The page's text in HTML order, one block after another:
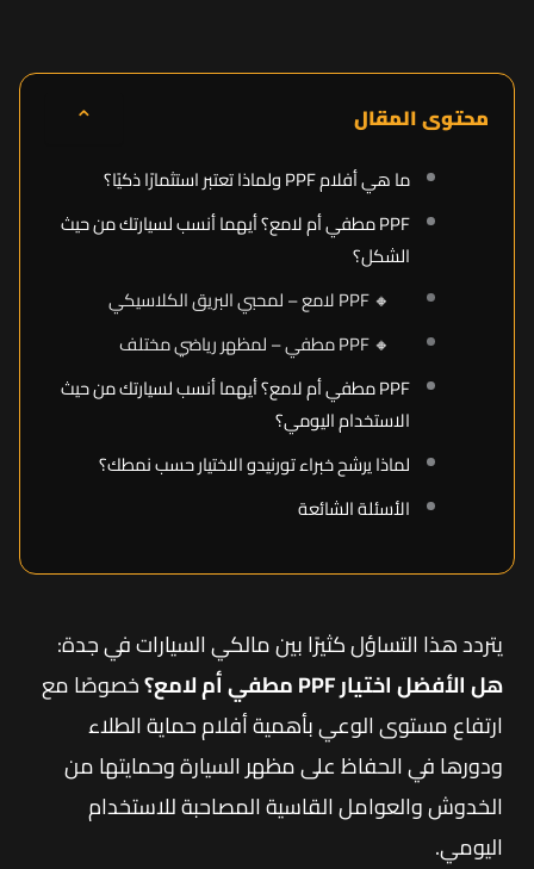
محتوى المقال ⌃
ما هي أفلام PPF ولماذا تعتبر استثمارًا ذكيًا؟
PPF مطفي أم لامع؟ أيهما أنسب لسيارتك من حيث
الشكل؟
🔸 PPF لامع – لمحبي البريق الكلاسيكي
🔸 PPF مطفي – لمظهر رياضي مختلف
PPF مطفي أم لامع؟ أيهما أنسب لسيارتك من حيث
الاستخدام اليومي؟
لماذا يرشح خبراء تورنيدو الاختيار حسب نمطك؟
الأسئلة الشائعة
يتردد هذا التساؤل كثيرًا بين مالكي السيارات في جدة:
هل الأفضل اختيار PPF مطفي أم لامع؟
خصوصًا مع
ارتفاع مستوى الوعي بأهمية أفلام حماية الطلاء
ودورها في الحفاظ على مظهر السيارة وحمايتها من
الخدوش والعوامل القاسية المصاحبة للاستخدام
اليومي.